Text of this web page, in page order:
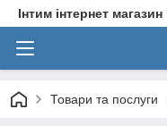
Інтим інтернет
Товари та послуги